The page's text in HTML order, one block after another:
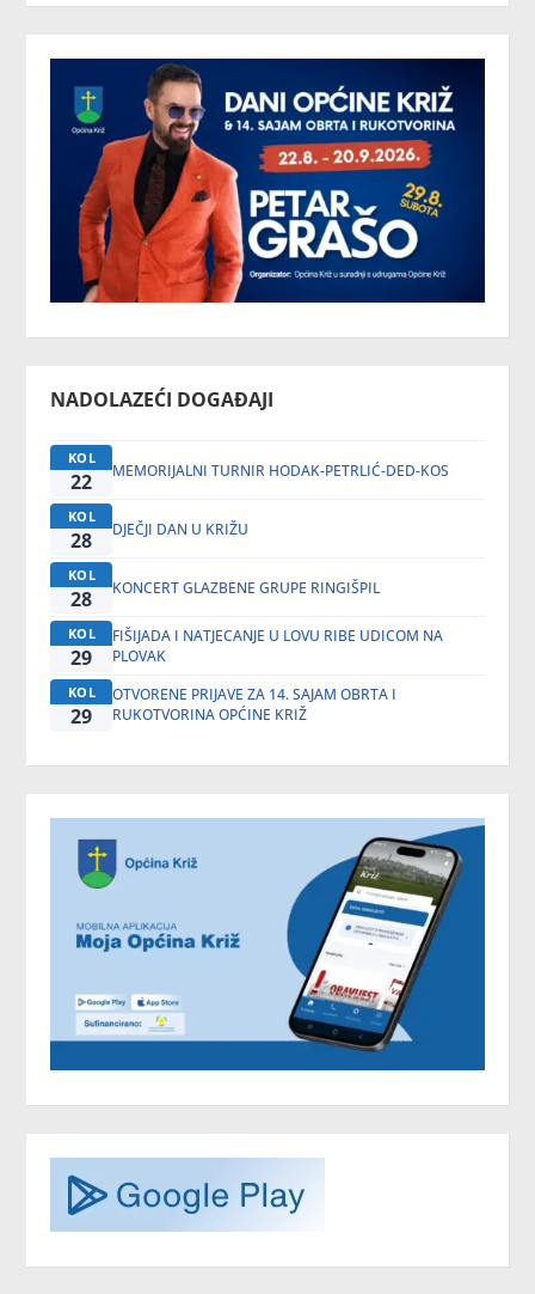
NADOLAZEĆI DOGAĐAJI
KOL
22 MEMORIJALNI TURNIR HODAK-PETRLIĆ-DED-KOS
KOL
28 DJEČJI DAN U KRIŽU
KOL
28 KONCERT GLAZBENE GRUPE RINGIŠPIL
KOL
29
FIŠIJADA I NATJECANJE U LOVU RIBE UDICOM NA
PLOVAK
KOL
29
OTVORENE PRIJAVE ZA 14. SAJAM OBRTA I
RUKOTVORINA OPĆINE KRIŽ